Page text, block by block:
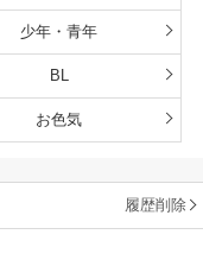
少年・青年
BL
お色気
履歴削除